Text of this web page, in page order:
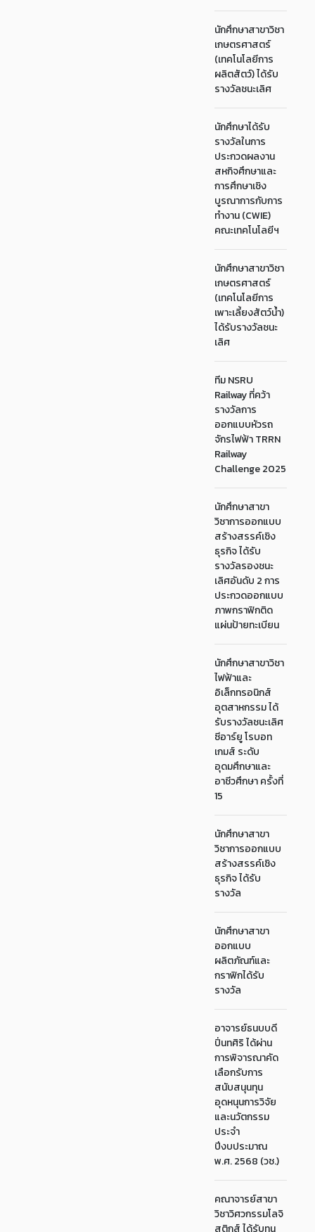
นักศึกษาสาขาวิชา
เกษตรศาสตร์
(เทคโนโลยีการ
ผลิตสัตว์) ได้รับ
รางวัลชนะเลิศ
นักศึกษาได้รับ
รางวัลในการ
ประกวดผลงาน
สหกิจศึกษาและ
การศึกษาเชิง
บูรณาการกับการ
ทำงาน (CWIE)
คณะเทคโนโลยีฯ
นักศึกษาสาขาวิชา
เกษตรศาสตร์
(เทคโนโลยีการ
เพาะเลี้ยงสัตว์น้ำ)
ได้รับรางวัลชนะ
เลิศ
ทีม NSRU
Railway ที่คว้า
รางวัลการ
ออกแบบหัวรถ
จักรไฟฟ้า TRRN
Railway
Challenge 2025
นักศึกษาสาขา
วิชาการออกแบบ
สร้างสรรค์เชิง
ธุรกิจ ได้รับ
รางวัลรองชนะ
เลิศอันดับ 2 การ
ประกวดออกแบบ
ภาพกราฟิกติด
แผ่นป้ายทะเบียน
นักศึกษาสาขาวิชา
ไฟฟ้าและ
อิเล็กทรอนิกส์
อุตสาหกรรม ได้
รับรางวัลชนะเลิศ
ซีอาร์ยู โรบอท
เกมส์ ระดับ
อุดมศึกษาและ
อาชีวศึกษา ครั้งที่
15
นักศึกษาสาขา
วิชาการออกแบบ
สร้างสรรค์เชิง
ธุรกิจ ได้รับ
รางวัล
นักศึกษาสาขา
ออกแบบ
ผลิตภัณฑ์และ
กราฟิกได้รับ
รางวัล
อาจารย์ธนบบดี
ปิ่นทศิริ ได้ผ่าน
การพิจารณาคัด
เลือกรับการ
สนับสนุนทุน
อุดหนุนการวิจัย
และนวัตกรรม
ประจำ
ปีงบประมาณ
พ.ศ. 2568 (วช.)
คณาจารย์สาขา
วิชาวิศวกรรมโลจิ
สติกส์ ได้รับทุน